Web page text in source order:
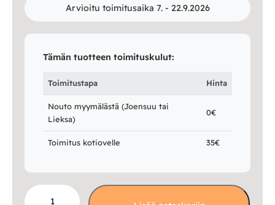
Arvioitu toimitusaika 7. - 22.9.2026
Tämän tuotteen toimituskulut:
Toimitustapa Hinta
Nouto myymälästä (Joensuu tai
Lieksa)
0€
Toimitus kotiovelle 35€
Alex